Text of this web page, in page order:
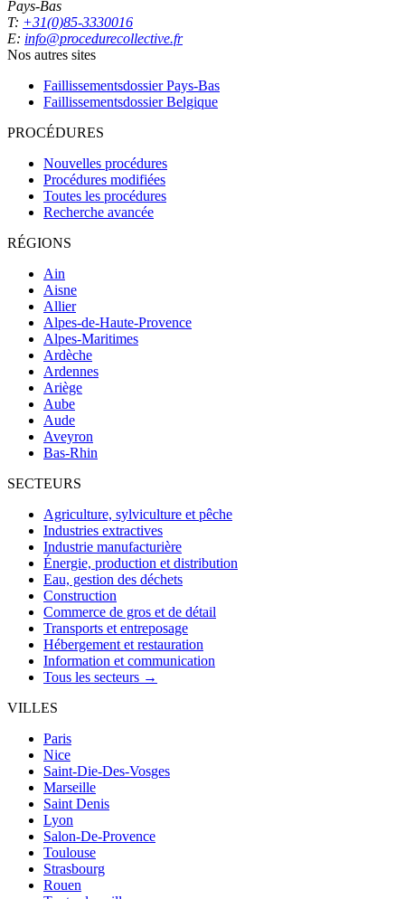
Pays-Bas
T: +31(0)85-3330016
E: info@procedurecollective.fr
Nos autres sites
Faillissementsdossier Pays-Bas
Faillissementsdossier Belgique
PROCÉDURES
Nouvelles procédures
Procédures modifiées
Toutes les procédures
Recherche avancée
RÉGIONS
Ain
Aisne
Allier
Alpes-de-Haute-Provence
Alpes-Maritimes
Ardèche
Ardennes
Ariège
Aube
Aude
Aveyron
Bas-Rhin
SECTEURS
Agriculture, sylviculture et pêche
Industries extractives
Industrie manufacturière
Énergie, production et distribution
Eau, gestion des déchets
Construction
Commerce de gros et de détail
Transports et entreposage
Hébergement et restauration
Information et communication
Tous les secteurs →
VILLES
Paris
Nice
Saint-Die-Des-Vosges
Marseille
Saint Denis
Lyon
Salon-De-Provence
Toulouse
Strasbourg
Rouen